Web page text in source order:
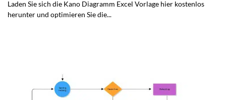
Laden Sie sich die Kano Diagramm Excel Vorlage hier kostenlos
herunter und optimieren Sie die...